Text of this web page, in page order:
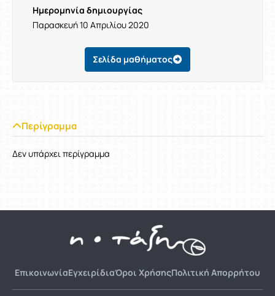
Ημερομηνία δημιουργίας
Παρασκευή 10 Απριλίου 2020
Σελίδα μαθήματος
Περίγραμμα
Δεν υπάρχει περίγραμμα
ΕπικοινωνίαΕγχειρίδιαΌροι ΧρήσηςΠολιτική Απορρήτου